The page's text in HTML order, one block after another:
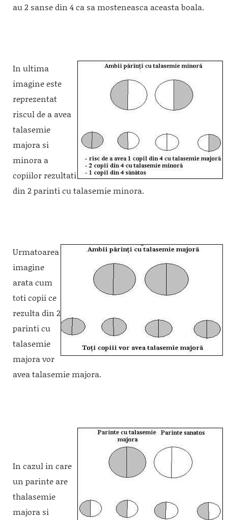
au 2 sanse din 4 ca sa mosteneasca aceasta boala.
In ultima
imagine este
reprezentat
riscul de a avea
talasemie
majora si
minora a
copiilor rezultati
din 2 parinti cu talasemie minora.
Urmatoarea
imagine
arata cum
toti copii ce
rezulta din 2
parinti cu
talasemie
majora vor
avea talasemie majora.
In cazul in care
un parinte are
thalasemie
majora si